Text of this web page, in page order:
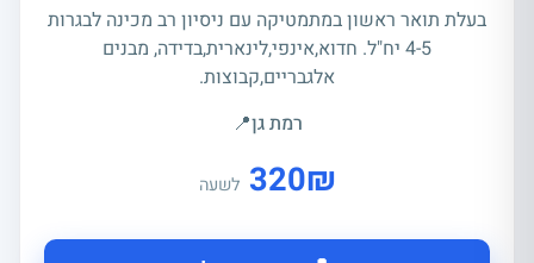
בעלת תואר ראשון במתמטיקה עם ניסיון רב מכינה לבגרות
4-5 יח"ל. חדוא,אינפי,לינארית,בדידה, מבנים
אלגבריים,קבוצות.
רמת גן📍
₪
320 לשעה